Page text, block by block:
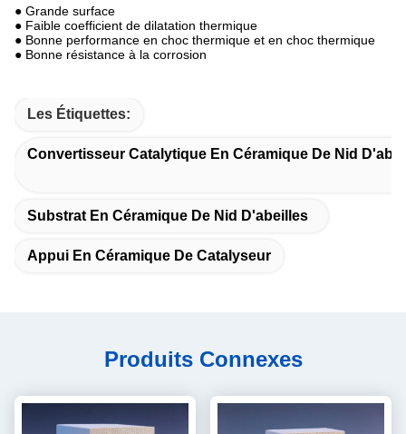
● Grande surface
● Faible coefficient de dilatation thermique
● Bonne performance en choc thermique et en choc thermique
● Bonne résistance à la corrosion
Les Étiquettes:
Convertisseur Catalytique En Céramique De Nid
Substrat En Céramique De Nid D'abeilles
Appui En Céramique De Catalyseur
Produits Connexes